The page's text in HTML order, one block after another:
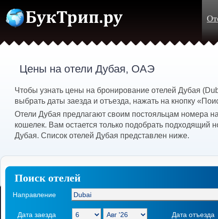
Цены на отели Дубая, ОАЭ
Чтобы узнать цены на бронирование отелей Дубая
выбрать даты заезда и отъезда, нажать на кнопку
Отели Дубая предлагают своим постояльцам номера
кошелек. Вам остается только подобрать подходящий
Дубая. Список отелей Дубая представлен ниже.
Поиск отелей
Направление
Дата заезда Дата отъезда